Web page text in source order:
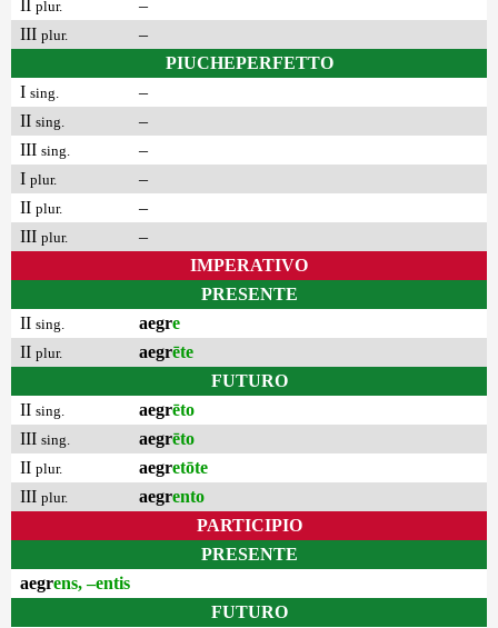
plur.
–
III plur.
–
PIUCHEPERFETTO
I sing.
–
II sing.
–
III sing.
–
I plur.
–
II plur.
–
III plur.
–
IMPERATIVO
PRESENTE
II sing. aegre
II plur. aegrēte
FUTURO
II sing. aegrēto
III sing. aegrēto
II plur. aegretōte
III plur. aegrento
PARTICIPIO
PRESENTE
aegrens, –entis
FUTURO